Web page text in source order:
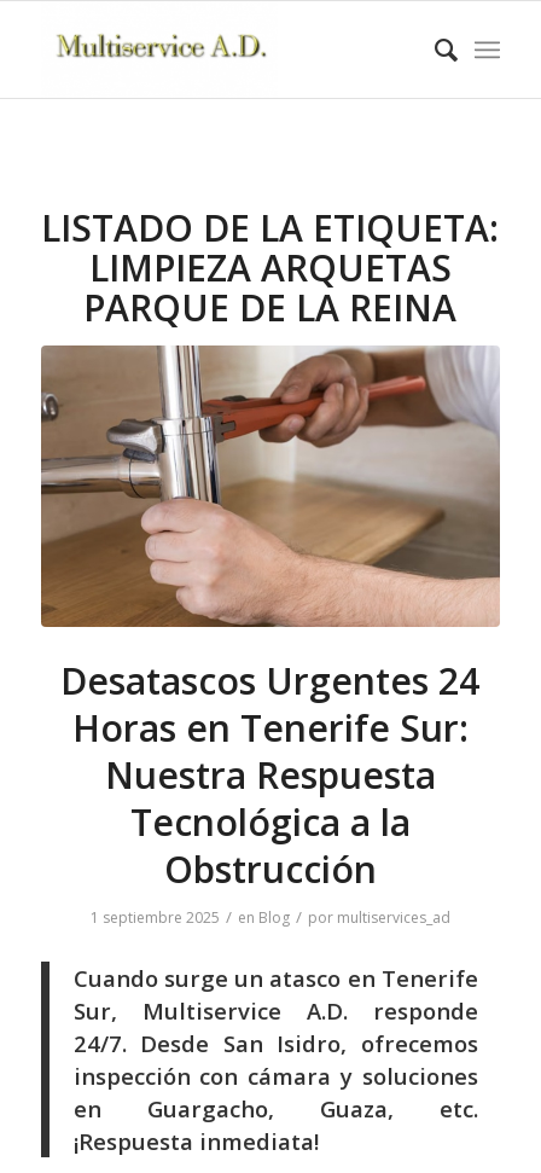
LISTADO DE LA ETIQUETA:
LIMPIEZA ARQUETAS
PARQUE DE LA REINA
Desatascos Urgentes 24
Horas en Tenerife Sur:
Nuestra Respuesta
Tecnológica a la
Obstrucción
1 septiembre 2025 / en Blog / por multiservices_ad
Cuando surge un atasco en Tenerife
Sur, Multiservice A.D. responde
24/7. Desde San Isidro, ofrecemos
inspección con cámara y soluciones
en Guargacho, Guaza, etc.
¡Respuesta inmediata!